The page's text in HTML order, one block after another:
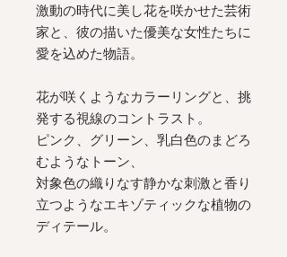
激動の時代に美し花を咲かせた芸術
家と、彼の描いた優美な女性たちに
愛を込めた物語。
花が咲くようなカラーリングと、挑
発する視線のコントラスト。
ピンク、グリーン、乳白色のまどろ
むようなトーン、
対象色の織りなす静かな刺激と香り
立つようなエキゾティックな植物の
ディテール。